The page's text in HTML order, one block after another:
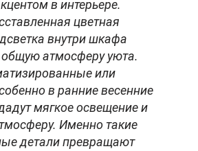
в интерьере.
цветная
внутри шкафа
общую атмосферу уюта.
или
в ранние весенние
мягкое освещение и
Именно такие
детали превращают